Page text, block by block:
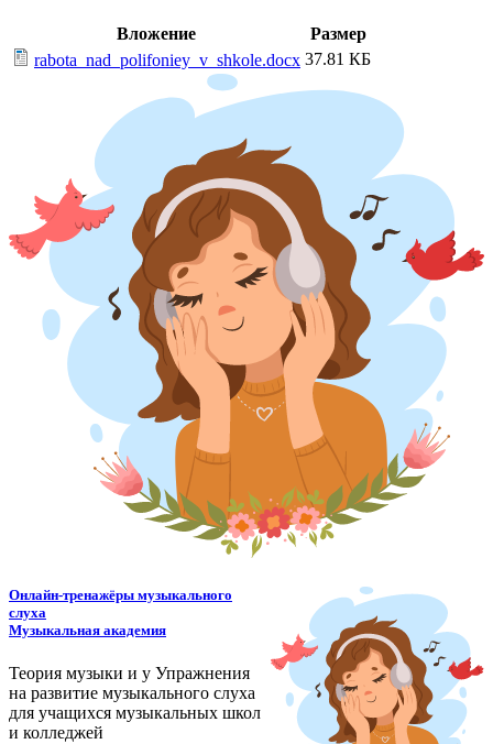
Вложение
Размер
rabota_nad_polifoniey_v_shkole.docx 37.81 КБ
Онлайн-тренажёры музыкального
слуха
Музыкальная академия
Теория музыки и у Упражнения
на развитие музыкального слуха
для учащихся музыкальных школ
и колледжей